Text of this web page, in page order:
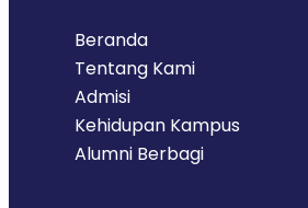
Beranda
Tentang Kami
Admisi
Kehidupan Kampus
Alumni Berbagi